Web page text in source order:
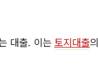
대출. 이는 토지대출